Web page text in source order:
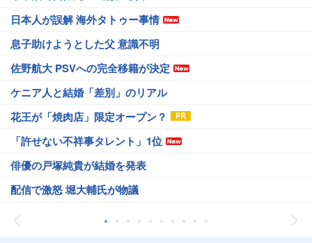
日本人が誤解 海外タトゥー事情
息子助けようとした父 意識不明
佐野航大 PSVへの完全移籍が決定
ケニア人と結婚「差別」のリアル
花王が「焼肉店」限定オープン？
「許せない不祥事タレント」1位
俳優の戸塚純貴が結婚を発表
配信で激怒 堀大輔氏が物議